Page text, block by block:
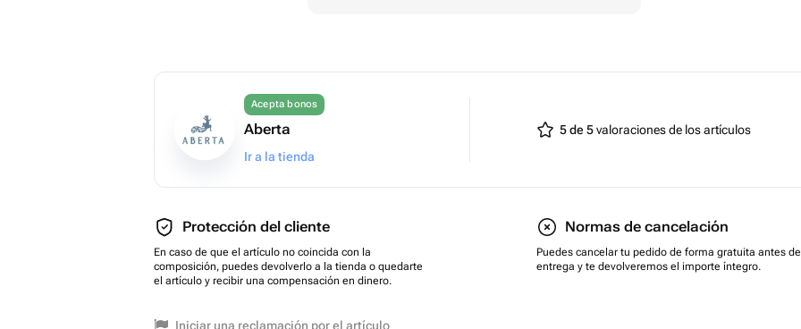
Acepta bonos
Aberta
Ir a la tienda
5 de 5valoraciones de los artículos
Protección del cliente
En caso de que el artículo no coincida con la
composición, puedes devolverlo a la tienda o quedarte
el artículo y recibir una compensación en dinero.
Normas de cancelación
Puedes cancelar tu pedido de forma gratuita antes
entrega y te devolveremos el importe íntegro.
Iniciar una reclamación por el artículo